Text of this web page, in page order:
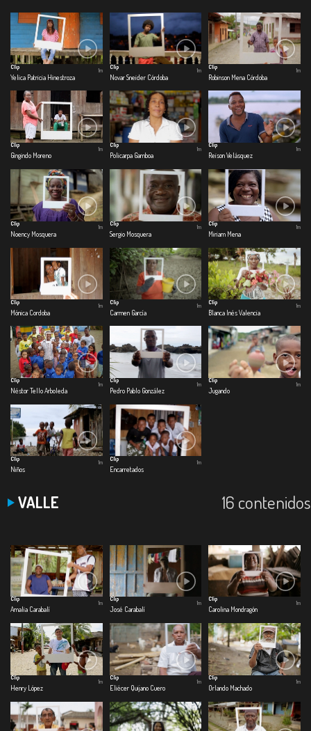
Clip
Yelica Patricia Hinestroza
1m
Clip
Novar Sneider Córdoba
1m
Clip
Robinson Mena Córdoba
1m
Clip
Gingindo Moreno
1m
Clip
Policarpa Gamboa
1m
Clip
Reison Velásquez
1m
Clip
Noency Mosquera
1m
Clip
Sergio Mosquera
1m
Clip
Miriam Mena
1m
Clip
Mónica Cordoba
1m
Clip
Carmen García
1m
Clip
Blanca Inés Valencia
1m
Clip
Néstor Tello Arboleda
1m
Clip
Pedro Pablo González
1m
Clip
Jugando
1m
Clip
Niños
1m
Clip
Encarretados
1m
VALLE 16 contenidos
Clip
Amalia Carabalí
1m
Clip
José Carabalí
1m
Clip
Carolina Mondragón
1m
Clip
Henry López
1m
Clip
Eliécer Quijano Cuero
1m
Clip
Orlando Machado
1m